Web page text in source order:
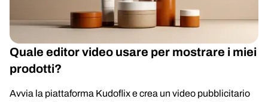
Quale editor video usare per mostrare i miei
prodotti?
Avvia la piattaforma Kudoflix e crea un video pubblicitario